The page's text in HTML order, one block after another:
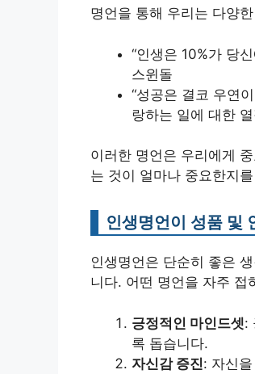
명언을 통해 우리는 다양
“인생은 10%가 당
스윈돌
“성공은 결코 우연
랑하는 일에 대한
이러한 명언은 우리에게
는 것이 얼마나 중요한지
인생명언이 성품 및
인생명언은 단순히 좋은
니다. 어떤 명언을 자주 접
긍정적인 마인드셋:
록 돕습니다.
자신감 증진: 자신